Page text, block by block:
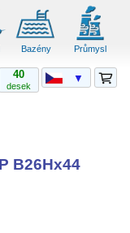
Bazény Průmysl
40
desek
B26Hx44
▼